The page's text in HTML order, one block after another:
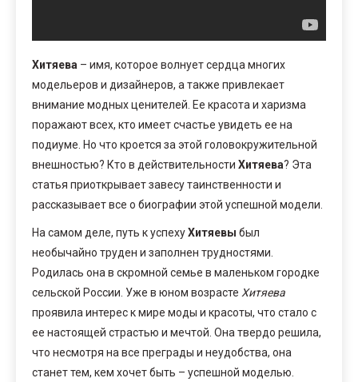
Хитяева – имя, которое волнует сердца многих
модельеров и дизайнеров, а также привлекает
внимание модных ценителей. Ее красота и харизма
поражают всех, кто имеет счастье увидеть ее на
подиуме. Но что кроется за этой головокружительной
внешностью? Кто в действительности Хитяева? Эта
статья приоткрывает завесу таинственности и
рассказывает все о биографии этой успешной модели.
На самом деле, путь к успехуХитяевы был
необычайно труден и заполнен трудностями.
Родилась она в скромной семье в маленьком городке
сельской России. Уже в юном возрасте Хитяева
проявила интерес к мире моды и красоты, что стало с
ее настоящей страстью и мечтой. Она твердо решила,
что несмотря на все преграды и неудобства, она
станет тем, кем хочет быть – успешной моделью.